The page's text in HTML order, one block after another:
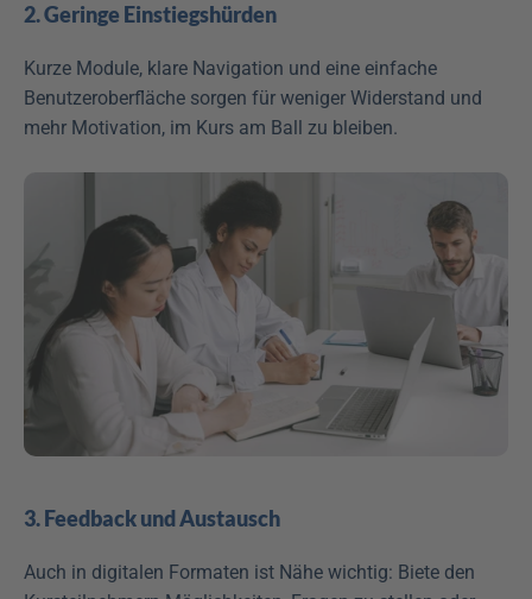
2. Geringe Einstiegshürden
Kurze Module, klare Navigation und eine einfache
Benutzeroberfläche sorgen für weniger Widerstand und
mehr Motivation, im Kurs am Ball zu bleiben.
3. Feedback und Austausch
Auch in digitalen Formaten ist Nähe wichtig: Biete den